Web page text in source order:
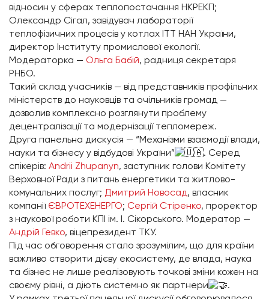
відносин у сферах теплопостачання НКРЕКП;
Олександр Сігал, завідувач лабораторії
теплофізичних процесів у котлах ІТТ НАН України,
директор Інституту промислової екології.
Модераторка — Ольга Бабій, радниця секретаря
РНБО.
Такий склад учасників — від представників профільних
міністерств до науковців та очільників громад —
дозволив комплексно розглянути проблему
децентралізації та модернізації тепломереж.
Друга панельна дискусія — “Механізми взаємодії влади,
науки та бізнесу у відбудові України”
. Серед
спікерів: Andrii Zhupanyn, заступник голови Комітету
Верховної Ради з питань енергетики та житлово-
комунальних послуг; Дмитрий Новосад, власник
компанії ЄВРОТЕХЕНЕРГО; Сергій Стіренко, проректор
з наукової роботи КПІ ім. І. Сікорського. Модератор —
Андрій Гевко, віцепрезидент ТКУ.
Під час обговорення стало зрозумілим, що для країни
важливо створити дієву екосистему, де влада, наука
та бізнес не лише реалізовують точкові зміни кожен на
своєму рівні, а діють системно як партнери
.